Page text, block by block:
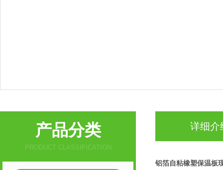
产品分类
PRODUCT CLASSIFICATION
详细介
铝箔自粘橡塑保温板